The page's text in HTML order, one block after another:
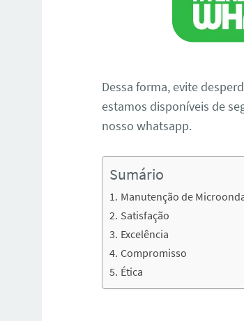
Dessa forma, evite
estamos disponíveis de
nosso whatsapp.
Sumário
Manutenção de
Satisfação
Excelência
Compromisso
Ética